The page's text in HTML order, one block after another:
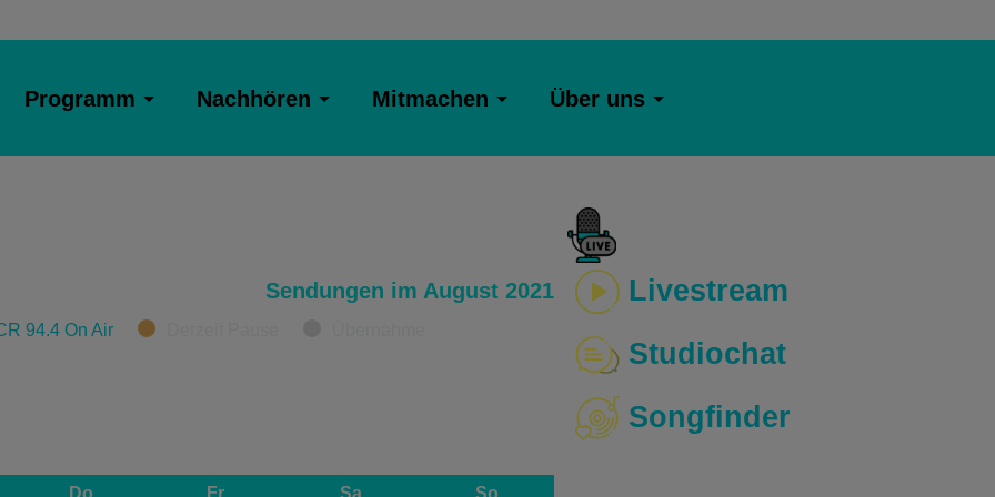
Programm Nachhören Mitmachen Über uns
Sendungen im August 2021
94.4 On Air
Livestream
Studiochat
Songfinder